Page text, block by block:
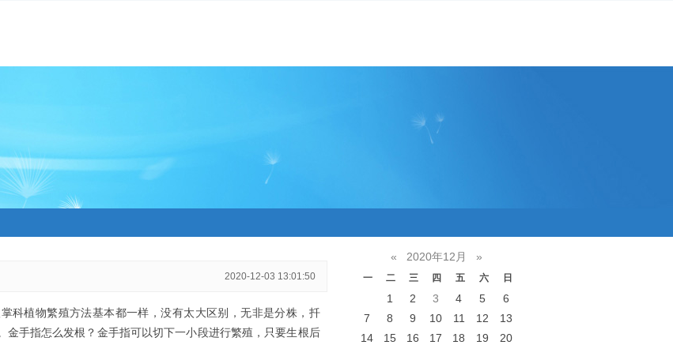
2020-12-03 13:01:50
科植物繁殖方法基本都一样，没有太大区别，无非是分株，扦
手指怎么发根？金手指可以切下一小段进行繁殖，只要生根后
« 2020年12月 »
一 二 三 四 五 六 日
1 2 3 4 5
6
7
8 9 10 11 12
13
14
15 16 17 18 19
20